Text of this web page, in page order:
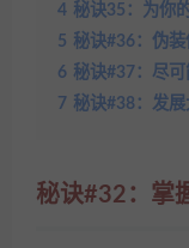
4 秘诀35：为你
5 秘诀#36：伪
6 秘诀#37：尽可
7 秘诀#38：发展
秘诀#32：掌